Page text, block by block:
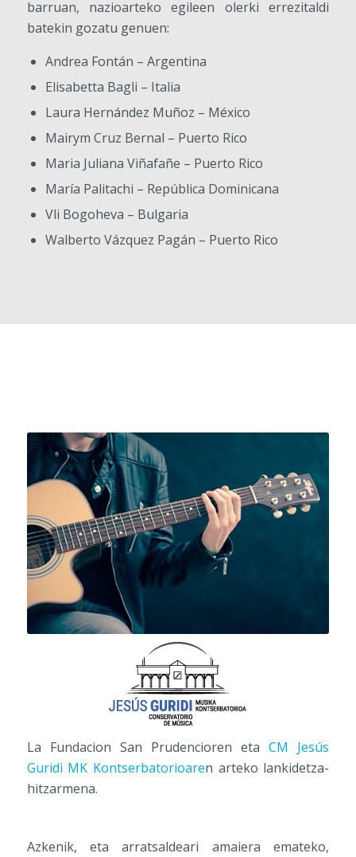
barruan, nazioarteko egileen olerki errezitaldi
batekin gozatu genuen:
Andrea Fontán – Argentina
Elisabetta Bagli – Italia
Laura Hernández Muñoz – México
Mairym Cruz Bernal – Puerto Rico
Maria Juliana Viñafañe – Puerto Rico
María Palitachi – República Dominicana
Vli Bogoheva – Bulgaria
Walberto Vázquez Pagán – Puerto Rico
La Fundacion San Prudencioren etaCM Jesús
Guridi MK Kontserbatorioaren arteko lankidetza-
hitzarmena.
Azkenik, eta arratsaldeari amaiera emateko,